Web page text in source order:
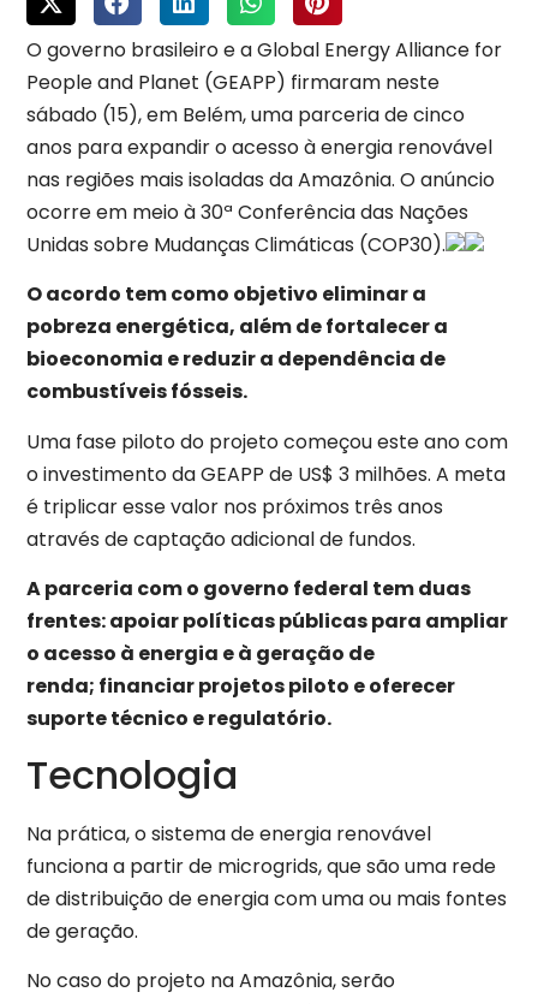
O governo brasileiro e a Global Energy Alliance for
People and Planet (GEAPP) firmaram neste
sábado (15), em Belém, uma parceria de cinco
anos para expandir o acesso à energia renovável
nas regiões mais isoladas da Amazônia. O anúncio
ocorre em meio à 30ª Conferência das Nações
Unidas sobre Mudanças Climáticas (COP30).
O acordo tem como objetivo eliminar a
pobreza energética, além de fortalecer a
bioeconomia e reduzir a dependência de
combustíveis fósseis.
Uma fase piloto do projeto começou este ano com
o investimento da GEAPP de US$ 3 milhões. A meta
é triplicar esse valor nos próximos três anos
através de captação adicional de fundos.
A parceria com o governo federal tem duas
frentes: apoiar políticas públicas para ampliar
o acesso à energia e à geração de
renda; financiar projetos piloto e oferecer
suporte técnico e regulatório.
Tecnologia
Na prática, o sistema de energia renovável
funciona a partir de microgrids, que são uma rede
de distribuição de energia com uma ou mais fontes
de geração.
No caso do projeto na Amazônia, serão